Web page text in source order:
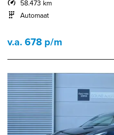
58.473 km
Automaat
v.a. 678 p/m